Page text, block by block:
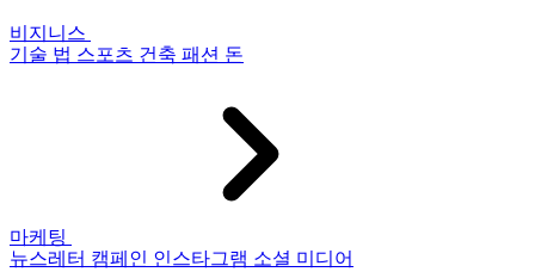
비지니스
기술 법 스포츠 건축 패션 돈
마케팅
뉴스레터 캠페인 인스타그램 소셜 미디어